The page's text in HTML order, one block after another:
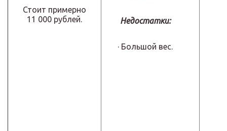
Стоит примерно
11 000 рублей.
Недостатки:
· Большой вес.